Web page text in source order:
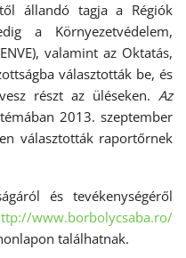
állandó tagja a Régiók
a Környezetvédelem,
valamint az Oktatás,
választották be, és
részt az üléseken. Az
2013. szeptember
választották raportőrnek
és tevékenységéről
www.borbolycsaba.ro/
találhatnak.